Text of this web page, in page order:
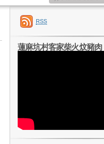
RSS
蓮麻坑村客家柴火炆豬肉